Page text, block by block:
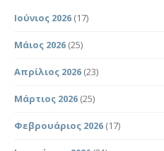
Ιούνιος 2026 (17)
Μάιος 2026 (25)
Απρίλιος 2026 (23)
Μάρτιος 2026 (25)
Φεβρουάριος 2026 (17)